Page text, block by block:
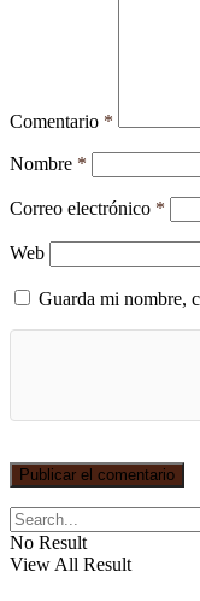
Comentario *
Nombre *
Correo electrónico *
Web
Guarda mi nombre,
No Result
View All Result